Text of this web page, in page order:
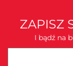
ZAPISZ
I bądź na